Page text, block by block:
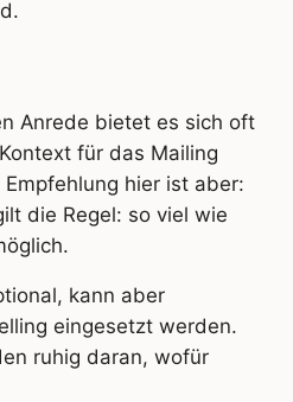
Anrede bietet es sich oft
für das Mailing
hier ist aber:
die Regel: so viel wie
kann aber
eingesetzt werden.
ruhig daran, wofür